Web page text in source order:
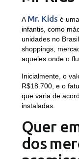
A Mr. Kids é
infantis, como
unidades no
shoppings,
aqueles onde o
Inicialmente, o
R$18.700, e o
que varia de
instaladas.
Quer
dos